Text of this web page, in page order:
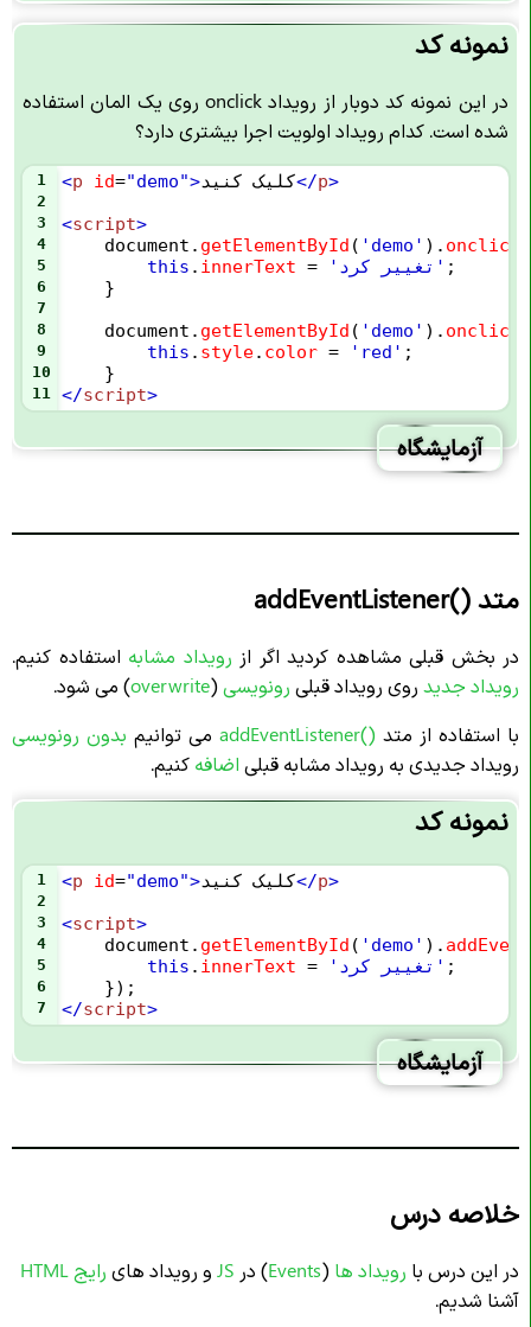
نمونه کد
در این نمونه کد دوبار از رویداد onclick روی یک المان استفاده
شده است. کدام رویداد اولویت اجرا بیشتری دارد؟
1 <p id="demo">کلیک کنید</p>
2
3
<script>
4 document . getElementById ( 'demo' ). onclick
5 this . innerText = 'تغییر کرد' ;
6
    }
7
8
document . getElementById ( 'demo' ). onclick
9 this . style. color = 'red' ;
10
    }
11 </script>
آزمایشگاه
متد addEventListener()
در بخش قبلی مشاهده کردید اگر از رویداد مشابه استفاده کنیم.
رویداد جدید روی رویداد قبلی رونویسی(
overwrite) می شود.
با استفاده از متد addEventListener() می توانیم بدون رونویسی
رویداد جدیدی به رویداد مشابه قبلی اضافه کنیم.
نمونه کد
1 <p id="demo">کلیک کنید</p>
2
3
<script>
4 document . getElementById ( 'demo' ).
5 this . innerText = 'تغییر کرد' ;
6
    });
7 </script>
آزمایشگاه
خلاصه درس
در این درس با رویداد ها (
Events) در JS و رویداد های رایج HTML
آشنا شدیم.